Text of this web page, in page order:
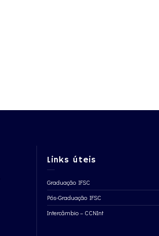
Links úteis
Graduação IFSC
Pós-Graduação IFSC
Intercâmbio – CCNInt